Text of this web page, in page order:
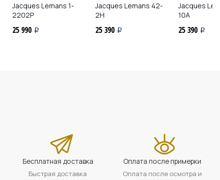
Jacques Lemans 1-
2202P
25 990 i
Jacques Lemans 42-
2H
25 390 i
Jacques
10A
25 390 i
Бесплатная доставка
Быстрая доставка
Оплата после примерки
Оплата после осмотра и